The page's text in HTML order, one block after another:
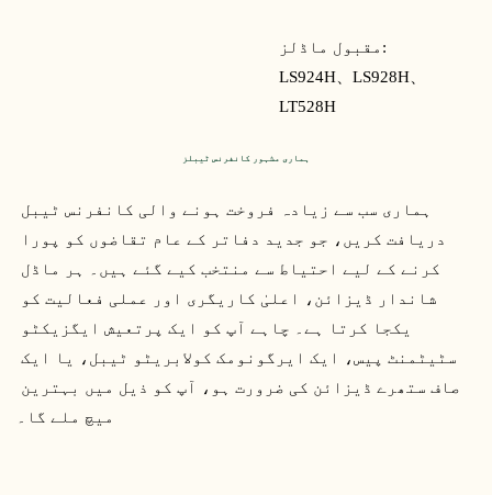
مقبول ماڈلز:
LS924H、 LS928H、
LT528H
ہماری مشہور کانفرنس ٹیبلز
میچ ملے گا۔